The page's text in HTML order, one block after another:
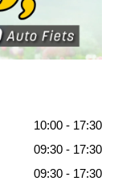
10:00 - 17:30
09:30 - 17:30
09:30 - 17:30